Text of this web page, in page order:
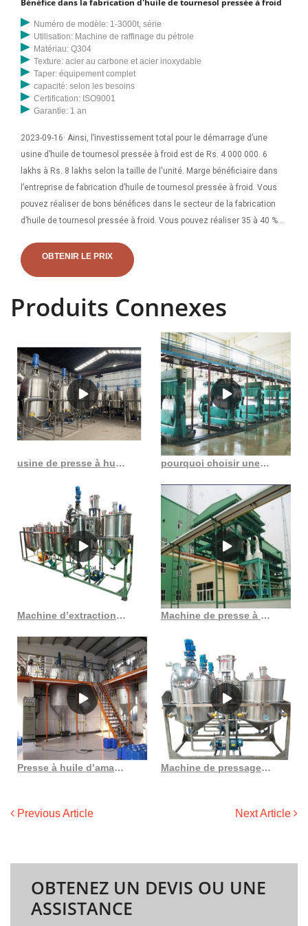
Bénéfice dans la fabrication d'huile de tournesol pressée à froid
Numéro de modèle: 1-3000t, série
Utilisation: Machine de raffinage du pétrole
Matériau: Q304
Texture: acier au carbone et acier inoxydable
Taper: équipement complet
capacité: selon les besoins
Certification: ISO9001
Garantie: 1 an
2023-09-16· Ainsi, l’investissement total pour le démarrage d’une
usine d’huile de tournesol pressée à froid est de Rs. 4 000 000. 6
lakhs à Rs. 8 lakhs selon la taille de l'unité. Marge bénéficiaire dans
l’entreprise de fabrication d’huile de tournesol pressée à froid. Vous
pouvez réaliser de bons bénéfices dans le secteur de la fabrication
d’huile de tournesol pressée à froid. Vous pouvez réaliser 35 à 40 %
Presse à huile automatique, acier inoxydable chaud/froid 110 V 600
W, extracteur d'huile, machine de pressage d'huile, expulseur d'huile
coco, lin 316,99 $ 316 $ . 99
OBTENIR LE PRIX
Produits Connexes
usine de presse à huile fabricants d’usine de presse à huile en Chine pourquoi choisir une machine à expulser l’huile à vis par rapport à une machine à huile commune
Machine d’extraction d’huile dh 50, grande utilisation commerciale au Costa Rica Machine de presse à huile à usage familial de machines vic machine de presse à huile à vis
Presse à huile d’amande et de noix, machine d’extraction d’huile d’arachide Machine de pressage d’huile de grande capacité yzy260, offre spéciale au Costa Rica
Previous Article Next Article
OBTENEZ UN DEVIS OU UNE
ASSISTANCE